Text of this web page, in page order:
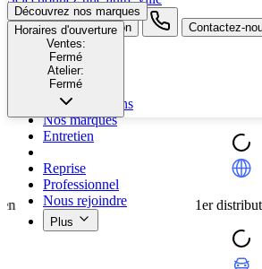
search button - icon Contactez-
Neuf
Occasion
Nos promotions
Nos marques
Entretien
Reprise
Professionnel
Nous rejoindre
Plus
Découvrez nos marques
Horaires d'ouverture
Ventes:
Fermé
Atelier:
Fermé
1er distributeur